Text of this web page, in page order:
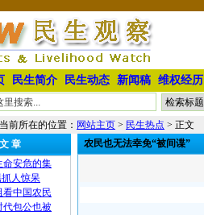
民生简介 民生动态 新闻稿 维权经历
前所在的位置： 网站主页 > 民生热点 > 正文
章
命安危的集
人惊呆
看中国农民
代包公也被
农民也无法幸免“被间谍”